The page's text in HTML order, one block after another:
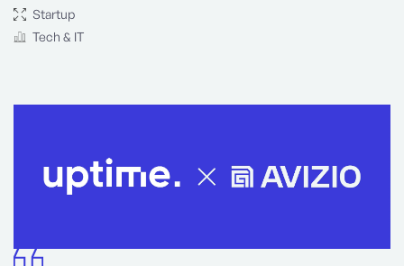
Startup
Tech & IT